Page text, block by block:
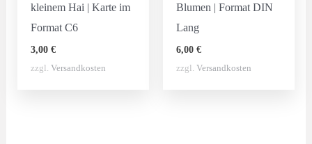
kleinem Hai | Karte im
Format C6
3,00 €
zzgl. Versandkosten
Blumen | Format DIN
Lang
6,00€
zzgl.Versandkosten